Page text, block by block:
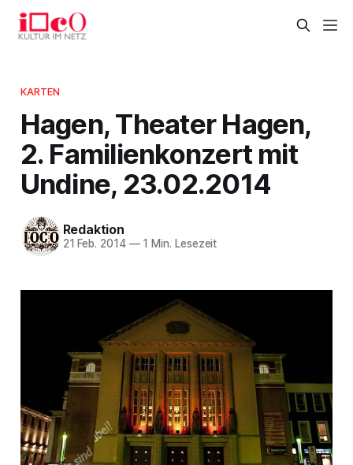
KARTEN
Hagen, Theater Hagen,
2. Familienkonzert mit
Undine, 23.02.2014
Redaktion
21 Feb. 2014 —1 Min. Lesezeit